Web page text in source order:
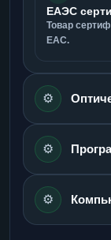
ЕАЭС
Товар
ЕАС.
⚙️
⚙️
⚙️